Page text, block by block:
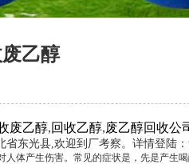
乙醇
废乙醇,回收乙醇,废乙醇回收公
东光县,欢迎到厂考察。详情登陆：
体产生伤害。常见的症状是，先是产生